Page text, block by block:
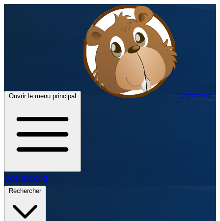
Ouvrir le menu principal Castorus
Dashboard
Rechercher